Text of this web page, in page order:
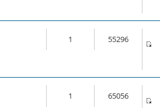
1 55296
1 65056